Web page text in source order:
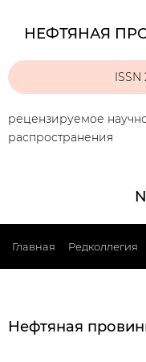
НЕФТЯНАЯ
ISSN
рецензируемое
распространения
Главная Редколлегия
Нефтяная